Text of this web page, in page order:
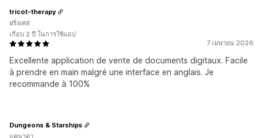
7 เมษายน 2026
Excellente application de vente de documents digitaux. Facile
à prendre en main malgré une interface en anglais. Je
recommande à 100%
tricot-therapy
ฝรั่งเศส
เกือบ 2 ปี ในการใช้แอป
Dungeons & Starships
แคนาดา